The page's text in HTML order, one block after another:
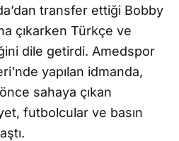
transfer ettiği Bobby
çıkarken Türkçe ve
dile getirdi. Amedspor
yapılan idmanda,
sahaya çıkan
futbolcular ve basın